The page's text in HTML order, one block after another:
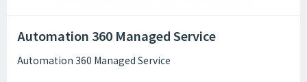
Automation 360 Managed Service
Automation 360 Managed Service